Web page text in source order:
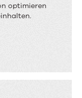
optimieren